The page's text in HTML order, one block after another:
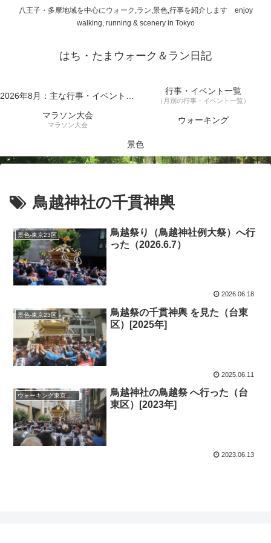
八王子・多摩地域を中心にウォーク,ラン,景色,行事を紹介します enjoy
walking, running & scenery in Tokyo
はち・たまウォーク＆ラン日記
2026年8月：主な行事・イベント一覧 行事・イベント一覧
（月別の行事・イベント一覧）
マラソン大会
マラソン大会 ウォーキング
景色
鳥越神社の千貫神輿
景色-東京23区
鳥越祭り（鳥越神社例大祭）へ行
った（2026.6.7）
2026.06.18
景色-東京23区
鳥越祭の千貫神輿 を見た（台東
区）[2025年]
2025.06.11
ウォーキング東京２３区
鳥越神社の鳥越祭 へ行った（台
東区）[2023年]
2023.06.13